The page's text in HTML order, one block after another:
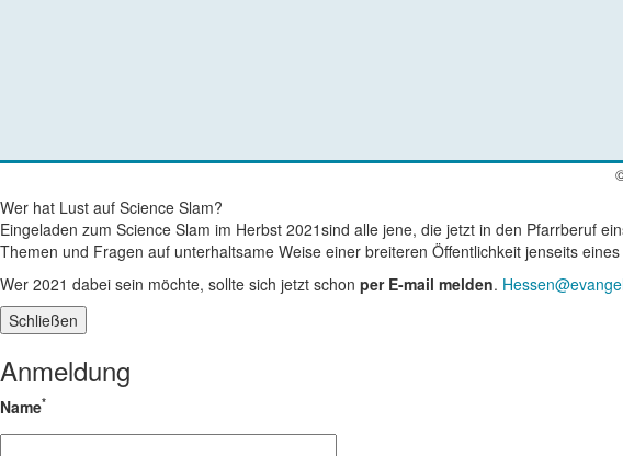
Wer hat Lust auf Science Slam?
Eingeladen zum Science Slam im Herbst 2021sind alle jene, die jetzt in den Pfarrberuf
Themen und Fragen auf unterhaltsame Weise einer breiteren Öffentlichkeit jenseits
Wer 2021 dabei sein möchte, sollte sich jetzt schon per E-mail melden.
Schließen
Anmeldung
Name*